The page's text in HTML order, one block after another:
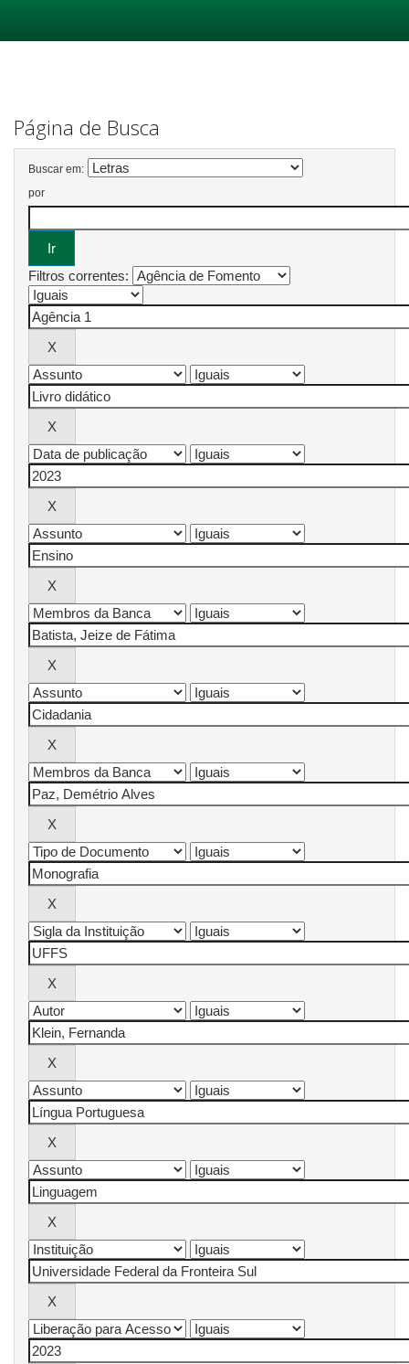
Página de Busca
Buscar em:
por
Filtros correntes: